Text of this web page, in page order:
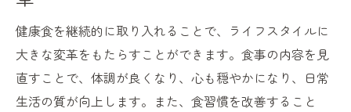
健康食を継続的に取り入れることで、ライフスタイルに
大きな変革をもたらすことができます。食事の内容を見
直すことで、体調が良くなり、心も穏やかになり、日常
生活の質が向上します。また、食習慣を改善すること